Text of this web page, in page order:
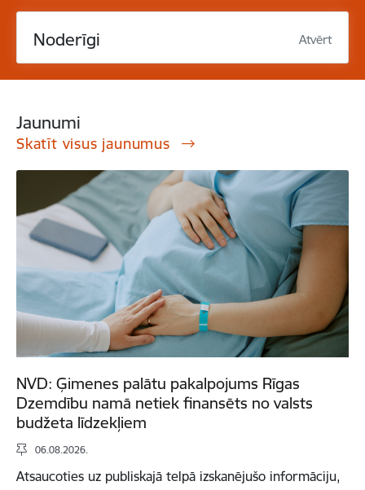
Noderīgi Atvērt
Jaunumi
Skatīt visus jaunumus
NVD: Ģimenes palātu pakalpojums Rīgas
Dzemdību namā netiek finansēts no valsts
budžeta līdzekļiem
06.08.2026.
Atsaucoties uz publiskajā telpā izskanējušo informāciju,